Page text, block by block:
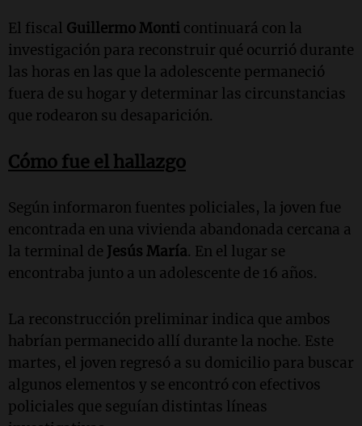
El fiscal Guillermo Monti continuará con la
investigación para reconstruir qué ocurrió durante
las horas en las que la adolescente permaneció
fuera de su hogar y determinar las circunstancias
que rodearon su desaparición.
Cómo fue el hallazgo
Según informaron fuentes policiales, la joven fue
encontrada en una vivienda abandonada cercana a
la terminal de Jesús María. En el lugar se
encontraba junto a un adolescente de 16 años.
La reconstrucción preliminar indica que ambos
habrían permanecido allí durante la noche. Este
martes, el joven regresó a su domicilio para buscar
algunos elementos y se encontró con efectivos
policiales que seguían distintas líneas